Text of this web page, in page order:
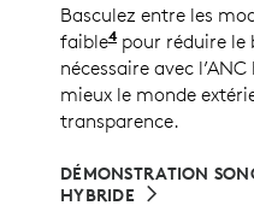
Basculez entre les
faible4ANC faible
pour réduire le
nécessaire avec
mieux le monde
transparence.
DÉMONSTRATION
HYBRIDE